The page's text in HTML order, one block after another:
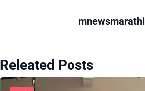
mnewsmarathi
Releated Posts